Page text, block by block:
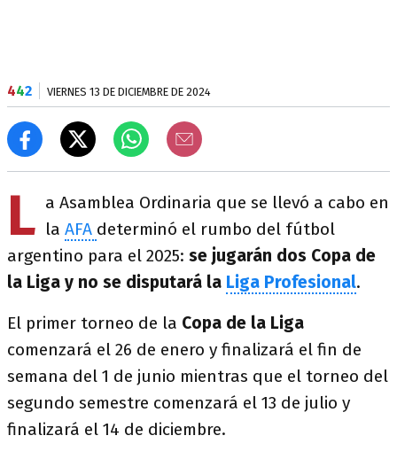
442 VIERNES 13 DE DICIEMBRE DE 2024
L a Asamblea Ordinaria que se llevó a cabo en
la AFA determinó el rumbo del fútbol
argentino para el 2025: se jugarán dos Copa de
la Liga y no se disputará la Liga Profesional.
El primer torneo de la Copa de la Liga
comenzará el 26 de enero y finalizará el fin de
semana del 1 de junio mientras que el torneo del
segundo semestre comenzará el 13 de julio y
finalizará el 14 de diciembre.